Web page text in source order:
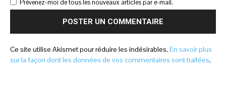
Prévenez-moi de tous les nouveaux articles par e-mail.
Ce site utilise Akismet pour réduire les indésirables. En savoir plus
sur la façon dont les données de vos commentaires sont traitées.